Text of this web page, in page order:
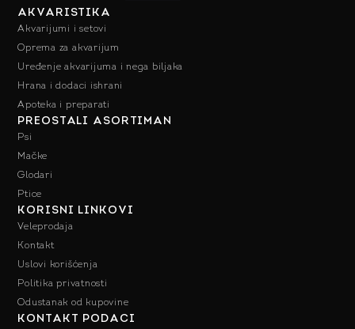
AKVARISTIKA
Akvarijumi i setovi
Oprema za akvarijum
Uređenje akvarijuma i nega biljaka
Hrana i dodaci ishrani
Apoteka i preparati
PREOSTALI ASORTIMAN
Psi
Mačke
Glodari
Ptice
KORISNI LINKOVI
Veleprodaja
Kontakt
Uslovi korišćenja
Politika privatnosti
Odustanak od kupovine
KONTAKT PODACI